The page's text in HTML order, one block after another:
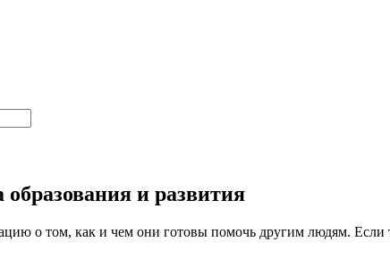
и развития
о том, как и чем они готовы помочь другим людям. Если